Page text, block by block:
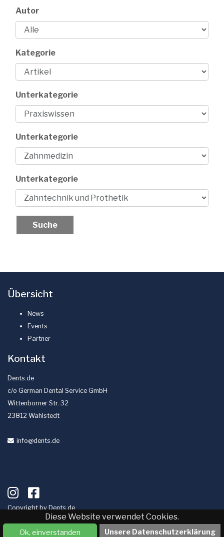
Autor
Kategorie
Unterkategorie
Unterkategorie
Unterkategorie
Übersicht
News
Events
Partner
Kontakt
Dents.de
c/o German Dental Service GmbH
Wittenborner Str. 32
23812 Wahlstedt
info@dents.de
Copyright byDents.de
Impressum Datenschutz
Diese Website verwendet Cookies.
Ok, einverstanden Unsere Datenschutzerklärung